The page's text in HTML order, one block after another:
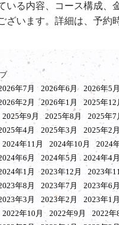
いる内容、コース構成、
ざいます。詳細は、予約
年7月 2026年6月 2026年5月
年2月 2026年1月 2025年12
2025年9月 2025年8月 2025年7
年4月 2025年3月 2025年2月
2024年11月 2024年10月 2024
年6月 2024年5月 2024年4月
年1月 2023年12月 2023年
年8月 2023年7月 2023年6月
年3月 2023年2月 2023年1月
2022年10月 2022年9月 2022年